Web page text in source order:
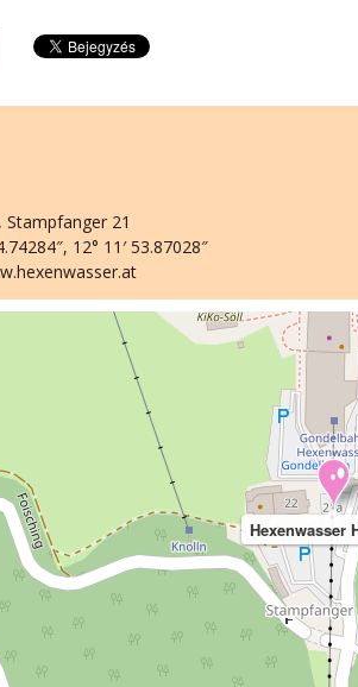
Stampfanger 21
12° 11′ 53.87028″
Hexenwasser